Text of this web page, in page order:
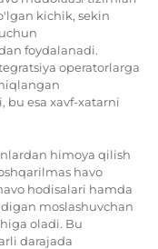
kichik, sekin
foydalanadi.
operatorlarga
esa xavf-xatarni
himoya qilish
havo
hodisalari hamda
moslashuvchan
oladi. Bu
darajada